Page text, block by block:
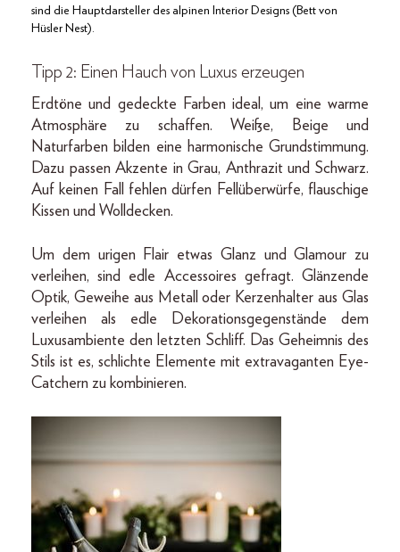
sind die Hauptdarsteller des alpinen Interior Designs (Bett von
Hüsler Nest).
Tipp 2: Einen Hauch von Luxus erzeugen
Erdtöne und gedeckte Farben ideal, um eine warme
Atmosphäre zu schaffen. Weiße, Beige und
Naturfarben bilden eine harmonische Grundstimmung.
Dazu passen Akzente in Grau, Anthrazit und Schwarz.
Auf keinen Fall fehlen dürfen Fellüberwürfe, flauschige
Kissen und Wolldecken.
Um dem urigen Flair etwas Glanz und Glamour zu
verleihen, sind edle Accessoires gefragt. Glänzende
Optik, Geweihe aus Metall oder Kerzenhalter aus Glas
verleihen als edle Dekorationsgegenstände dem
Luxusambiente den letzten Schliff. Das Geheimnis des
Stils ist es, schlichte Elemente mit extravaganten Eye-
Catchern zu kombinieren.